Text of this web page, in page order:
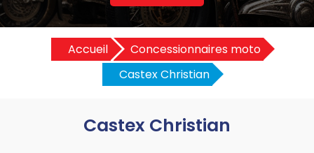
Accueil
Concessionnaires moto
Castex Christian
Castex Christian